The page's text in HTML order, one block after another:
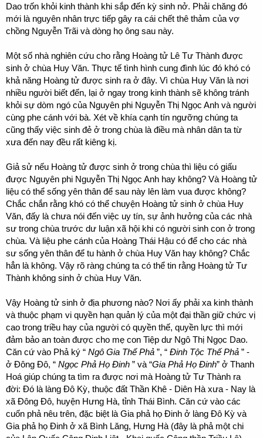
Dao trốn khỏi kinh thành khi sắp đến kỳ sinh nở. Phải chăng đó
mới là nguyên nhân trực tiếp gây ra cái chết thê thảm của vợ
chồng Nguyễn Trãi và dòng họ ông sau này.
Một số nhà nghiên cứu cho rằng Hoàng tử Lê Tư Thành được
sinh ở chùa Huy Văn. Thực tế tình hình cung đình lúc đó khó có
khả năng Hoàng tử được sinh ra ở đây. Vì chùa Huy Văn là nơi
nhiều người biết đến, lại ở ngay trong kinh thành sẽ không tránh
khỏi sự dòm ngó của Nguyên phi Nguyễn Thị Ngọc Anh và người
cùng phe cánh với bà. Xét về khía cạnh tín ngưỡng chúng ta
cũng thấy việc sinh đẻ ở trong chùa là điều mà nhân dân ta từ
xưa đến nay đều rất kiêng kị.
Giả sử nếu Hoàng tử được sinh ở trong chùa thì liệu có giấu
được Nguyên phi Nguyễn Thị Ngọc Anh hay không? Và Hoàng tử
liệu có thể sống yên thân để sau này lên làm vua được không?
Chắc chắn rằng khó có thể chuyện Hoàng tử sinh ở chùa Huy
Văn, đấy là chưa nói đến việc uy tín, sự ảnh hưởng của các nhà
sư trong chùa trước dư luận xã hội khi có người sinh con ở trong
chùa. Và liệu phe cánh của Hoàng Thái Hậu có để cho các nhà
sư sống yên thân để tu hành ở chùa Huy Văn hay không? Chắc
hẳn là không. Vậy rõ ràng chúng ta có thể tin rằng Hoàng tử Tư
Thành không sinh ở chùa Huy Văn.
Vậy Hoàng tử sinh ở địa phương nào? Nơi ấy phải xa kinh thành
và thuộc phạm vi quyền hạn quản lý của một đại thần giữ chức vị
cao trong triều hay của người có quyền thế, quyền lực thì mới
đảm bảo an toàn được cho mẹ con Tiệp dư Ngô Thị Ngọc Dao.
Căn cứ vào Phả ký “ Ngô Gia Thế Phả ”, “ Đinh Tộc Thế Phả ” -
ở Đông Đô, “ Ngọc Phả Họ Đinh ” và “Gia Phả Họ Đinh” ở Thanh
Hoá giúp chúng ta tìm ra được nơi mà Hoàng tử Tư Thành ra
đời: Đó là làng Đô Kỳ, thuộc đất Thần Khê - Diên Hà xưa - Nay là
xã Đông Đô, huyện Hưng Hà, tỉnh Thái Bình. Căn cứ vào các
cuốn phả nêu trên, đặc biệt là Gia phả họ Đinh ở làng Đô Kỳ và
Gia phả họ Đinh ở xã Bình Lăng, Hưng Hà (đây là phả một chi